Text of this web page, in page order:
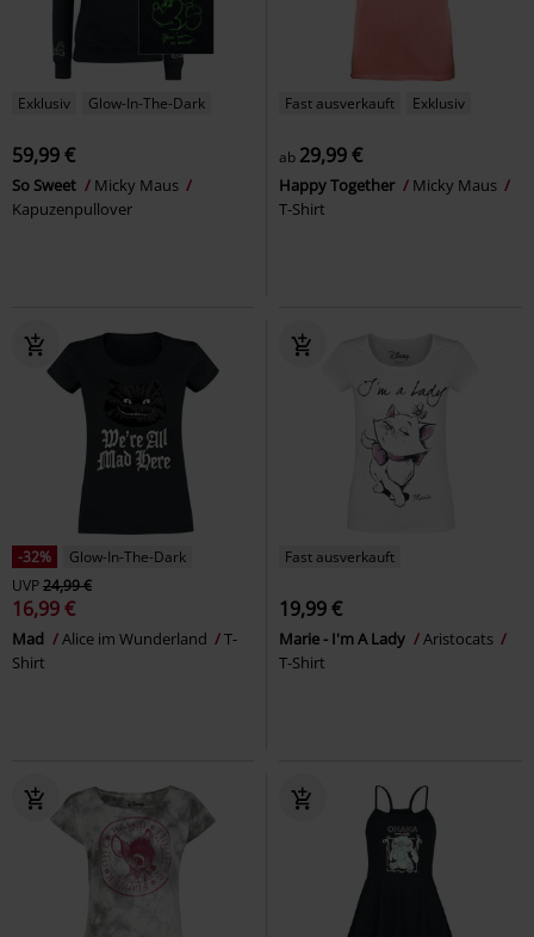
Exklusiv Glow-In-The-Dark
59,99 €
So Sweet
Micky Maus
Kapuzenpullover
Fast ausverkauft Exklusiv
ab 29,99 €
Happy Together
Micky Maus
T-Shirt
-32%
Glow-In-The-Dark
UVP24,99 €
16,99 €
Mad Alice im Wunderland
T-
Shirt
Fast ausverkauft
19,99 €
Marie - I'm A Lady
Aristocats
T-Shirt